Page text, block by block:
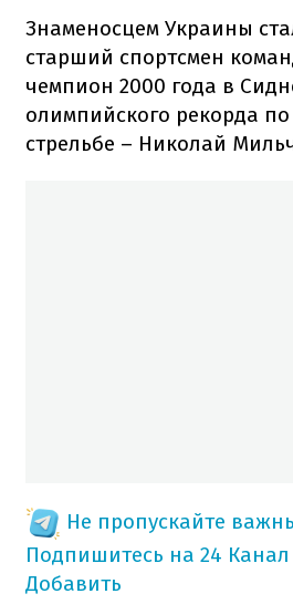
Знаменосцем Украины
старший спортсмен
чемпион 2000 года в
олимпийского рекорда
стрельбе – Николай
Не пропускайте
Подпишитесь на 24 Канал
Добавить